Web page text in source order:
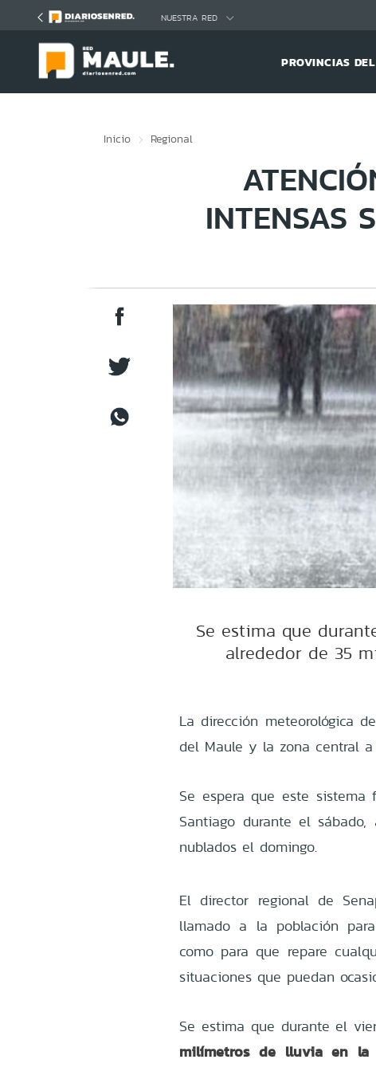
NUESTRA RED
PROVINCIAS
Inicio Regional
INTENSAS
Se estima que
alrededor de 35
La dirección meteorológica
del Maule y la zona central
Se espera que este
Santiago durante el
nublados el domingo.
El director regional de
llamado a la población
como para que repare
situaciones que puedan
Se estima que durante el
milímetros de lluvia en la